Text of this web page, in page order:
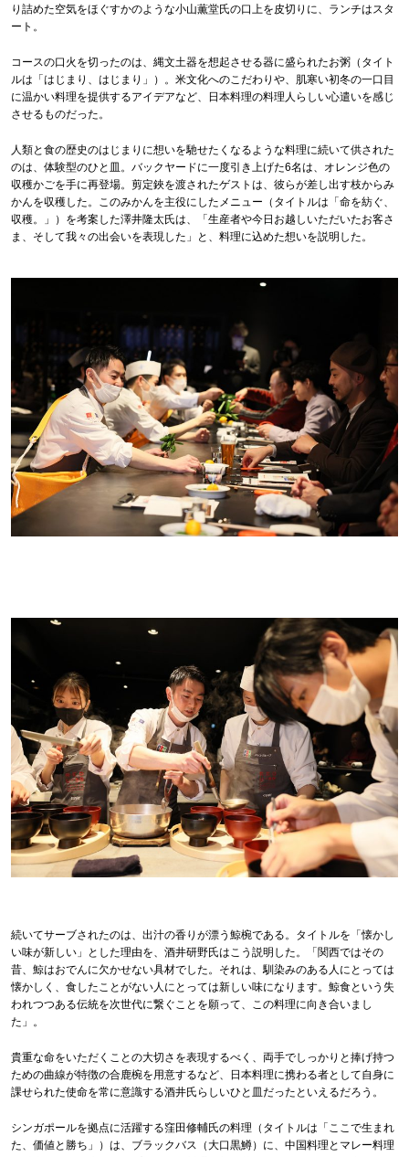
り詰めた空気をほぐすかのような小山薫堂氏の口上を皮切りに、ランチはスタ
ート。
コースの口火を切ったのは、縄文土器を想起させる器に盛られたお粥（タイト
ルは「はじまり、はじまり」）。米文化へのこだわりや、肌寒い初冬の一口目
に温かい料理を提供するアイデアなど、日本料理の料理人らしい心遣いを感じ
させるものだった。
人類と食の歴史のはじまりに想いを馳せたくなるような料理に続いて供された
のは、体験型のひと皿。バックヤードに一度引き上げた6名は、オレンジ色の
収穫かごを手に再登場。剪定鋏を渡されたゲストは、彼らが差し出す枝からみ
かんを収穫した。このみかんを主役にしたメニュー（タイトルは「命を紡ぐ、
収穫。」）を考案した澤井隆太氏は、「生産者や今日お越しいただいたお客さ
ま、そして我々の出会いを表現した」と、料理に込めた想いを説明した。
続いてサーブされたのは、出汁の香りが漂う鯨椀である。タイトルを「懐かし
い味が新しい」とした理由を、酒井研野氏はこう説明した。「関西ではその
昔、鯨はおでんに欠かせない具材でした。それは、馴染みのある人にとっては
懐かしく、食したことがない人にとっては新しい味になります。鯨食という失
われつつある伝統を次世代に繋ぐことを願って、この料理に向き合いまし
た」。
貴重な命をいただくことの大切さを表現するべく、両手でしっかりと捧げ持つ
ための曲線が特徴の合鹿椀を用意するなど、日本料理に携わる者として自身に
課せられた使命を常に意識する酒井氏らしいひと皿だったといえるだろう。
シンガポールを拠点に活躍する窪田修輔氏の料理（タイトルは「ここで生まれ
た、価値と勝ち」）は、ブラックバス（大口黒鱒）に、中国料理とマレー料理